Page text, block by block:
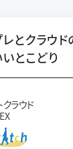
とクラウド
とこどり
ラウド